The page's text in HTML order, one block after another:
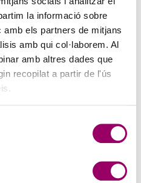
la informació sobre
els partners de mitjans
amb qui col·laborem. Al
amb altres dades que
recopilat a partir de l'ús
amb el Concurs de Pintura de
Si t’agrada expressar-te a
teva…